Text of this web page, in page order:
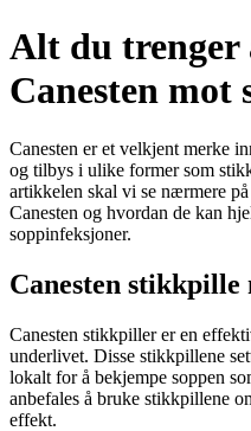
Alt du trenger
Canesten mot
Canesten er et velkjent merke
og tilbys i ulike former som
artikkelen skal vi se nærmere
Canesten og hvordan de kan
soppinfeksjoner.
Canesten
Canesten stikkpiller er en
underlivet. Disse stikkpillene
lokalt for å bekjempe soppen
anbefales å bruke stikkpillene
effekt.